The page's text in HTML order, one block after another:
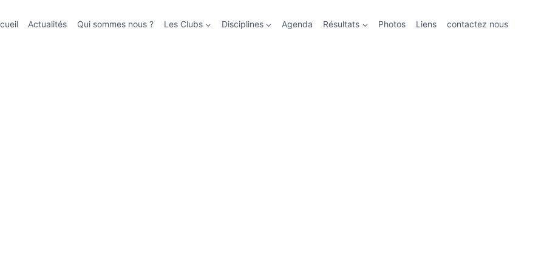
Actualités Qui sommes nous ? Les Clubs Disciplines Agenda Résultats Photos Liens contactez nous